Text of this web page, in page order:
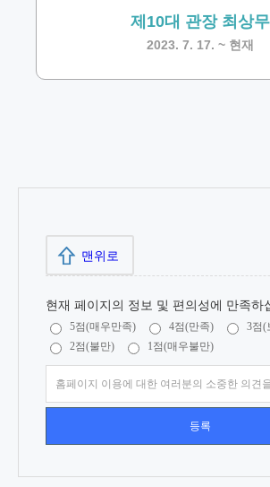
제10대 관장 최상무
2023. 7. 17. ~ 현재
맨위로
현재 페이지의 정보 및 편의성에 만족하
5점(매우만족) 4점(만족)
3점(
2점(불만)
1점(매우불만)